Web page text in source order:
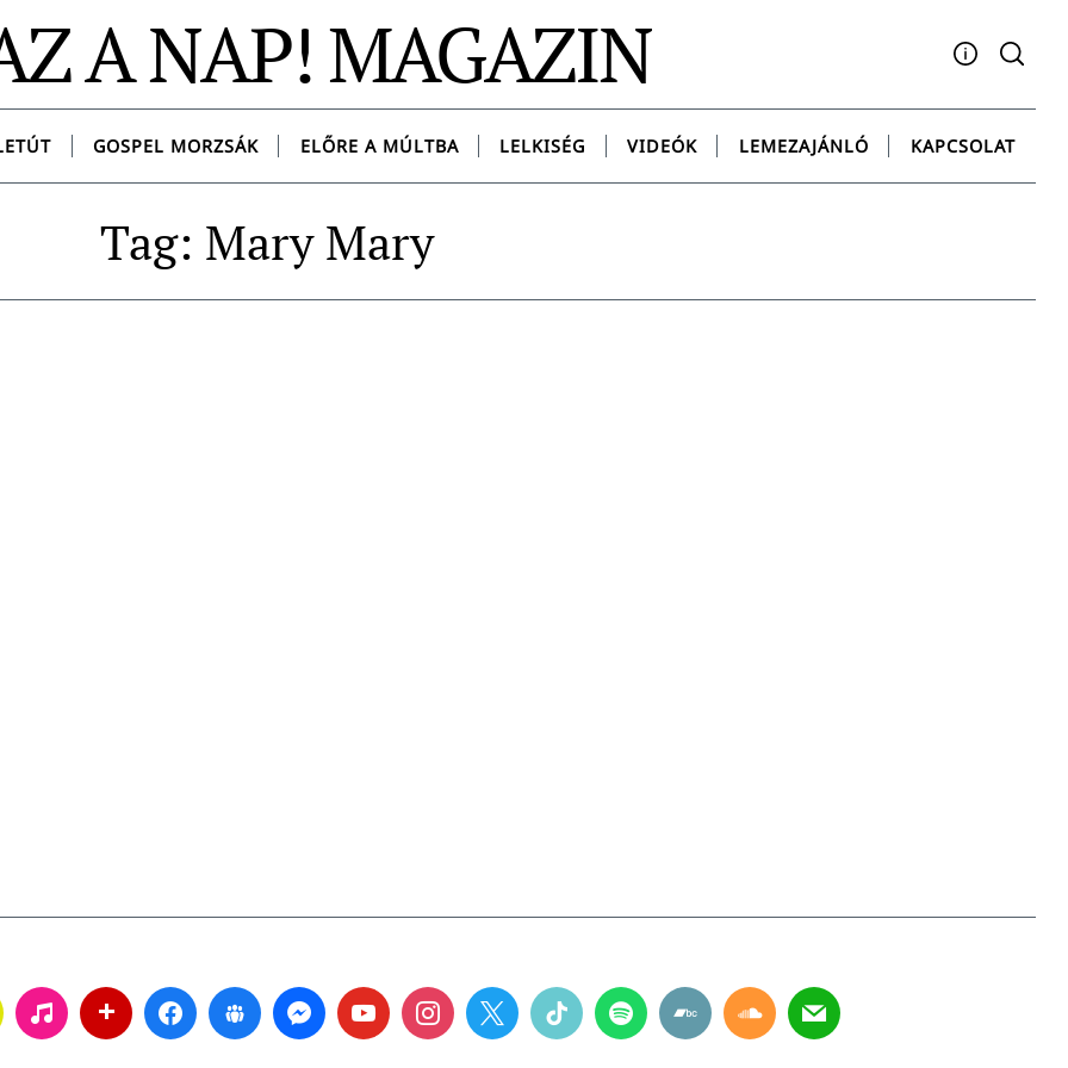
A NAP! MAGAZIN
Facebook
YouTubeInstagram
TwitterSpotify
GOSPEL MORZSÁK ELŐRE A MÚLTBA LELKISÉG VIDEÓK LEMEZAJÁNLÓ KAPCSOLAT
Tag: Mary Mary